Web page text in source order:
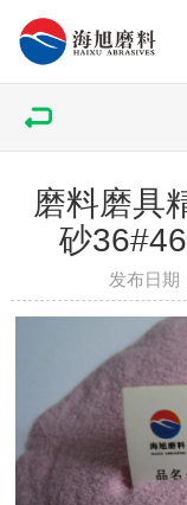
磨料磨具
砂
发布日